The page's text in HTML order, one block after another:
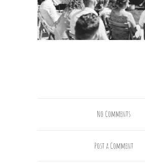
No Comments
Post a Comment